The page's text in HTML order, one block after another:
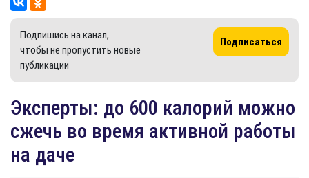
Подпишись на канал,
чтобы не пропустить новые
публикации
Подписаться
Эксперты: до 600 калорий можно
сжечь во время активной работы
на даче